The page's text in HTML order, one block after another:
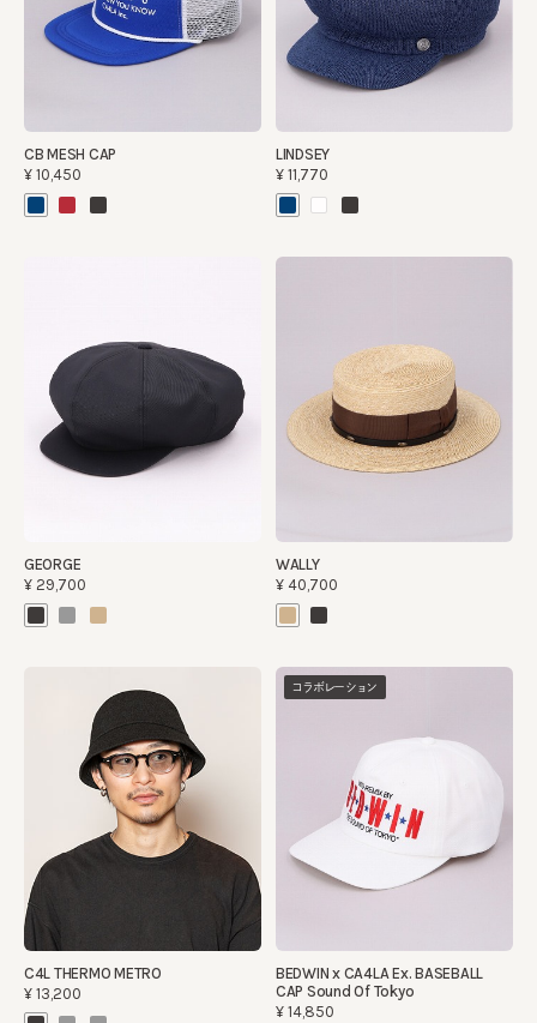
CB MESH CAP
¥10,450
LINDSEY
¥11,770
GEORGE
¥29,700
WALLY
¥40,700
C4L THERMO METRO
¥13,200
コラボレーション
BEDWIN x CA4LA Ex. BASEBALL
CAP Sound Of Tokyo
¥14,850